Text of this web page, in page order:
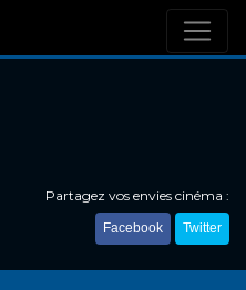
Partagez vos envies cinéma :
Facebook Twitter